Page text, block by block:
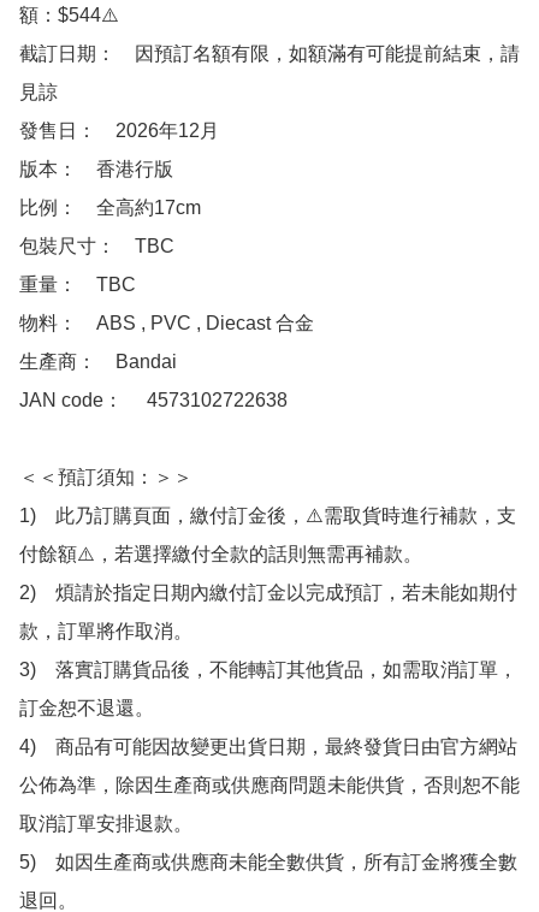
額：$544⚠️
截訂日期：　因預訂名額有限，如額滿有可能提前結束，請
見諒
發售日：　2026年12月
版本：　香港行版
比例：　全高約17cm
包裝尺寸：　TBC
重量：　TBC
物料：　ABS , PVC , Diecast 合金
生產商：　Bandai
JAN code：　 4573102722638
＜＜預訂須知：＞＞
1)　此乃訂購頁面，繳付訂金後，⚠️需取貨時進行補款，支
付餘額⚠️，若選擇繳付全款的話則無需再補款。
2)　煩請於指定日期內繳付訂金以完成預訂，若未能如期付
款，訂單將作取消。
3)　落實訂購貨品後，不能轉訂其他貨品，如需取消訂單，
訂金恕不退還。
4)　商品有可能因故變更出貨日期，最終發貨日由官方網站
公佈為準，除因生產商或供應商問題未能供貨，否則恕不能
取消訂單安排退款。
5)　如因生產商或供應商未能全數供貨，所有訂金將獲全數
退回。